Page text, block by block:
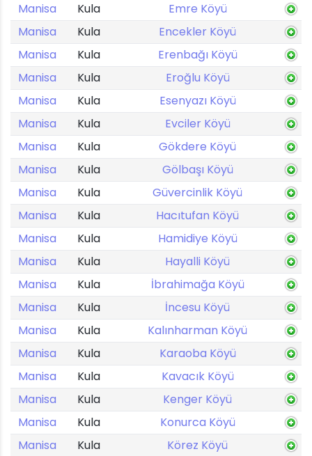
Manisa
Kula
Emre Köyü
Manisa
Kula
Encekler Köyü
Manisa
Kula
Erenbağı Köyü
Manisa
Kula
Eroğlu Köyü
Manisa
Kula
Esenyazı Köyü
Manisa
Kula
Evciler Köyü
Manisa
Kula
Gökdere Köyü
Manisa
Kula
Gölbaşı Köyü
Manisa
Kula
Güvercinlik Köyü
Manisa
Kula
Hacıtufan Köyü
Manisa
Kula
Hamidiye Köyü
Manisa
Kula
Hayalli Köyü
Manisa
Kula
İbrahimağa Köyü
Manisa
Kula
İncesu Köyü
Manisa
Kula
Kalınharman Köyü
Manisa
Kula
Karaoba Köyü
Manisa
Kula
Kavacık Köyü
Manisa
Kula
Kenger Köyü
Manisa
Kula
Konurca Köyü
Manisa
Kula
Körez Köyü